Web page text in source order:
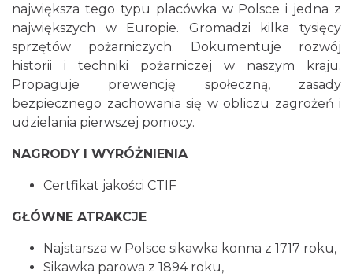
największa tego typu placówka w Polsce i jedna z
największych w Europie. Gromadzi kilka tysięcy
sprzętów pożarniczych. Dokumentuje rozwój
historii i techniki pożarniczej w naszym kraju.
Propaguje prewencję społeczną, zasady
bezpiecznego zachowania się w obliczu zagrożeń i
udzielania pierwszej pomocy.
NAGRODY I WYRÓŻNIENIA
Certfikat jakości CTIF
GŁÓWNE ATRAKCJE
Najstarsza w Polsce sikawka konna z 1717 roku,
Sikawka parowa z 1894 roku,